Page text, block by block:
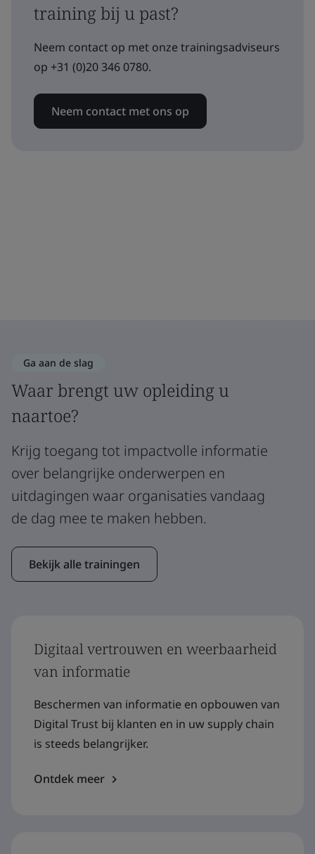
training bij u past?
Neem contact op met onze trainingsadviseurs
op +31 (0)20 346 0780.
Neem contact met ons op
Ga aan de slag
Waar brengt uw opleiding u
naartoe?
Krijg toegang tot impactvolle informatie
over belangrijke onderwerpen en
uitdagingen waar organisaties vandaag
de dag mee te maken hebben.
Bekijk alle trainingen
Digitaal vertrouwen en weerbaarheid
van informatie
Beschermen van informatie en opbouwen van
Digital Trust bij klanten en in uw supply chain
is steeds belangrijker.
Ontdek meer